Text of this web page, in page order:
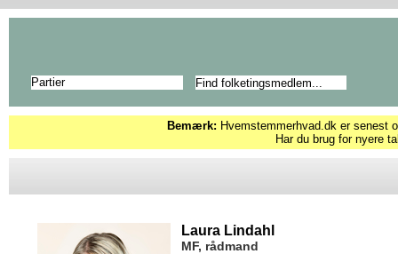
Partier
Bemærk: Hvemstemmerhvad.dk er senest
Har du brug for nyere
Laura Lindahl
MF, rådmand